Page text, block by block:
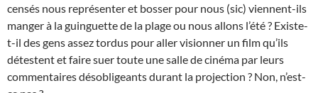
censés nous représenter et bosser pour nous (sic) viennent-ils
manger à la guinguette de la plage ou nous allons l’été ? Existe-
t-il des gens assez tordus pour aller visionner un film qu’ils
détestent et faire suer toute une salle de cinéma par leurs
commentaires désobligeants durant la projection ? Non, n’est-